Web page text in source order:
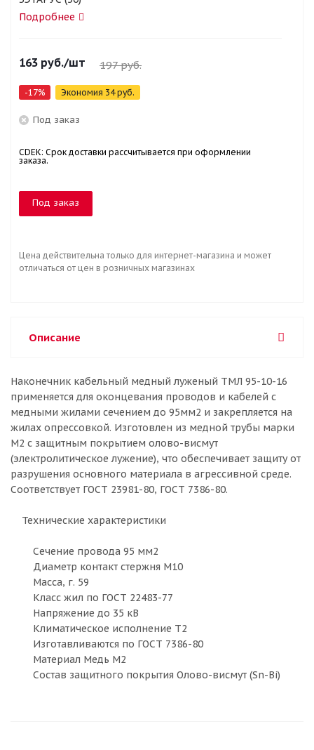
Подробнее
163 руб./шт 197руб.
-17% Экономия 34руб.
Под заказ
CDEK: Срок доставки рассчитывается при оформлении
заказа.
Под заказ
Цена действительна только для интернет-магазина и может
отличаться от цен в розничных магазинах
Описание
Наконечник кабельный медный луженый ТМЛ 95-10-16
применяется для оконцевания проводов и кабелей с
медными жилами сечением до 95мм2 и закрепляется на
жилах опрессовкой. Изготовлен из медной трубы марки
М2 с защитным покрытием олово-висмут
(электролитическое лужение), что обеспечивает защиту от
разрушения основного материала в агрессивной среде.
Соответствует ГОСТ 23981-80, ГОСТ 7386-80.
Технические характеристики
Сечение провода 95 мм2
Диаметр контакт стержня М10
Масса, г. 59
Класс жил по ГОСТ 22483-77
Напряжение до 35 кВ
Климатическое исполнение Т2
Изготавливаются по ГОСТ 7386-80
Материал Медь М2
Состав защитного покрытия Олово-висмут (Sn-Bi)